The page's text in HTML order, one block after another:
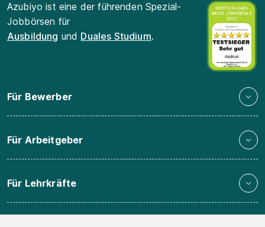
Azubiyo ist eine der führenden Spezial-
Jobbörsen für
Ausbildung und Duales Studium.
Für Bewerber
Für Arbeitgeber
Für Lehrkräfte